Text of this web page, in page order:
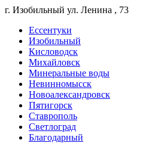
г. Изобильный ул. Ленина , 73
Ессентуки
Изобильный
Кисловодск
Михайловск
Минеральные воды
Невинномысск
Новоалександровск
Пятигорск
Ставрополь
Светлоград
Благодарный